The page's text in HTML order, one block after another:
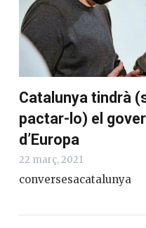
Catalunya tindrà
pactar-lo) el
d’Europa
22 març, 2021
conversesacatalunya